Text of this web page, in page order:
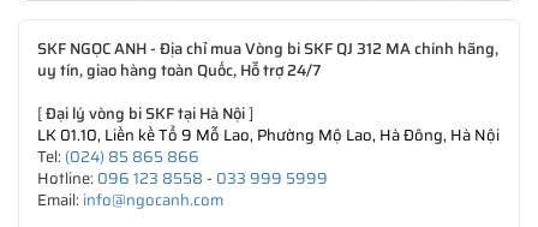
SKF NGỌC ANH - Địa chỉ mua Vòng bi SKF QJ 312 MA chính hãng,
uy tín, giao hàng toàn Quốc, Hỗ trợ 24/7
[Đại lý vòng bi SKF tại Hà Nội]
LK 01.10, Liền kề Tổ 9 Mỗ Lao, Phường Mộ Lao, Hà Đông, Hà Nội
Tel: (024) 85 865 866
Hotline: 096 123 8558- 033 999 5999
Email: info@ngocanh.com